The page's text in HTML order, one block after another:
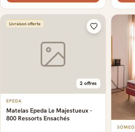
Livraison offerte
2 offres
EPEDA
Matelas Epeda Le Majestueux -
800 Ressorts Ensachés
SOMEO